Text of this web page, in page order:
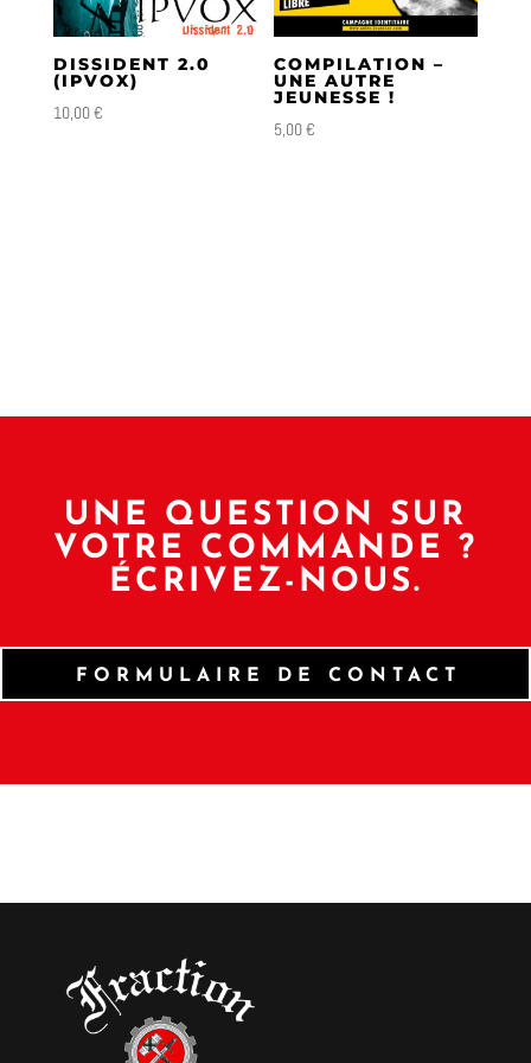
DISSIDENT 2.0
(IPVOX)
10,00€
COMPILATION –
UNE AUTRE
JEUNESSE !
5,00€
UNE QUESTION SUR
VOTRE COMMANDE ?
ÉCRIVEZ-NOUS.
FORMULAIRE DE CONTACT